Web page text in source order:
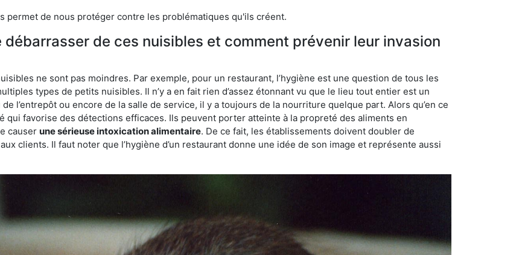
permet de nous protéger contre les problématiques qu'ils créent.
de ces nuisibles et comment prévenir leur invasion
ne sont pas moindres. Par exemple, pour un restaurant, l’hygiène est une question de tous les
types de petits nuisibles. Il n’y a en fait rien d’assez étonnant vu que le lieu tout entier est un
de l’entrepôt ou encore de la salle de service, il y a toujours de la nourriture quelque part. Alors qu’en ce
favorise des détections efficaces. Ils peuvent porter atteinte à la propreté des aliments en
causer une sérieuse intoxication alimentaire. De ce fait, les établissements doivent doubler de
clients. Il faut noter que l’hygiène d’un restaurant donne une idée de son image et représente aussi